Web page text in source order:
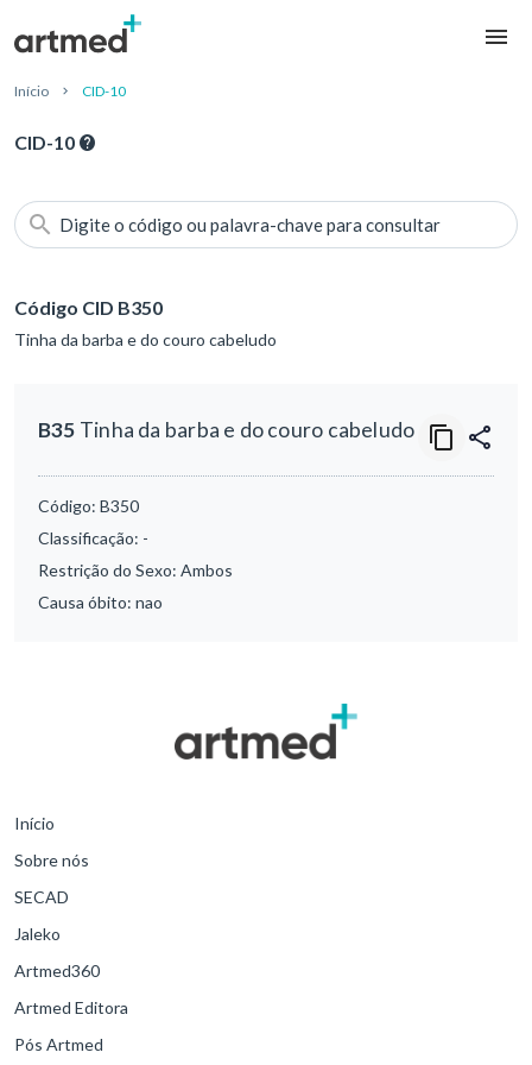
Início CID-10
CID-10
Digite o código ou palavra-chave para consultar
Código CID B350
Tinha da barba e do couro cabeludo
B35 Tinha da barba e do couro cabeludo
Código: B350
Classificação: -
Restrição do Sexo: Ambos
Causa óbito: nao
Início
Sobre nós
SECAD
Jaleko
Artmed360
Artmed Editora
Pós Artmed